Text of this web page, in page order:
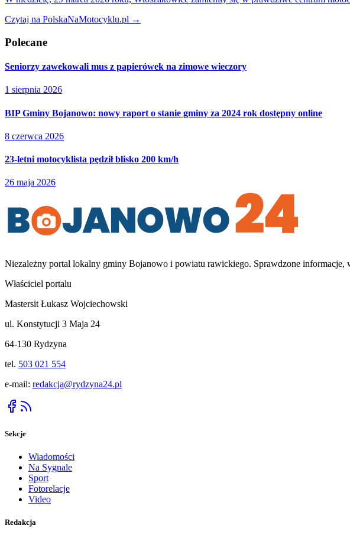
Czytaj na PolskaNaMotocyklu.pl →
Polecane
Seniorzy zawekowali mus z papierówek na zimowe wieczory
1 sierpnia 2026
BIP Gminy Bojanowo: nowy raport o stanie gminy za 2024 rok dostępny online
8 czerwca 2026
23-letni motocyklista pędził blisko 200 km/h
26 maja 2026
Niezależny portal lokalny gminy Bojanowo i powiatu rawickiego. Sprawdzone informacje,
Właściciel portalu
Mastersit Łukasz Wojciechowski
ul. Konstytucji 3 Maja 24
64-130 Rydzyna
tel. 503 021 554
e-mail: redakcja@rydzyna24.pl
Sekcje
Wiadomości
Na Sygnale
Sport
Fotorelacje
Video
Redakcja